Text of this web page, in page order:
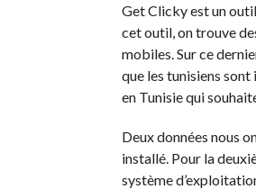
Get Clicky est un
cet outil, on trouve
mobiles. Sur ce
que les tunisiens
en Tunisie qui
Deux données nous
installé. Pour la
système